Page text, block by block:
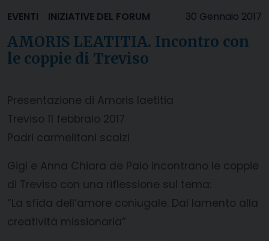
30 Gennaio 2017
EVENTI INIZIATIVE DEL FORUM
AMORIS LEATITIA. Incontro con
le coppie di Treviso
Presentazione di Amoris laetitia
Treviso 11 febbraio 2017
Padri carmelitani scalzi
Gigi e Anna Chiara de Palo incontrano le coppie
di Treviso con una riflessione sul tema:
“La sfida dell’amore coniugale. Dal lamento alla
creatività missionaria”